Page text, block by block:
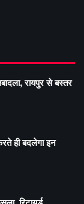
रायपुर से बस्तर
ही बदलेगा इन